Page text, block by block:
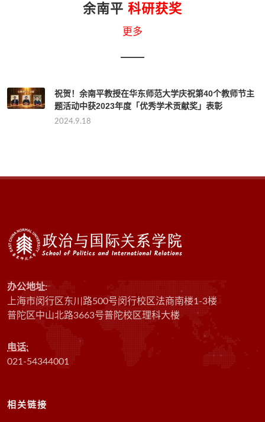
余南平 科研获奖
更多
祝贺！余南平教授在华东师范大学庆祝第40个教师节主
题活动中获2023年度「优秀学术贡献奖」表彰
2024.9.18
办公地址:
上海市闵行区东川路500号闵行校区法商南楼1-3楼
普陀区中山北路3663号普陀校区理科大楼
电话:
021-54344001
相关链接